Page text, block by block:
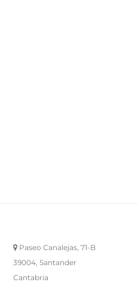
Paseo Canalejas, 71-B
39004, Santander
Cantabria